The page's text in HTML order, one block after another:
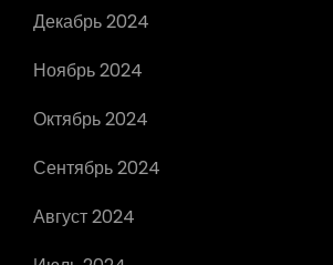
Декабрь 2024
Ноябрь 2024
Октябрь 2024
Сентябрь 2024
Август 2024